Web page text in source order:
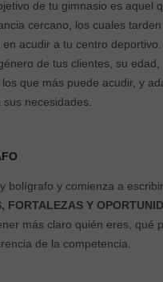
de tu gimnasio es aquel
cercano, los cuales
acudir a tu centro
de tus clientes, su edad,
que más puede acudir, y
necesidades.
bolígrafo y comienza a
FORTALEZAS Y
más claro quién eres, qué
de la competencia.